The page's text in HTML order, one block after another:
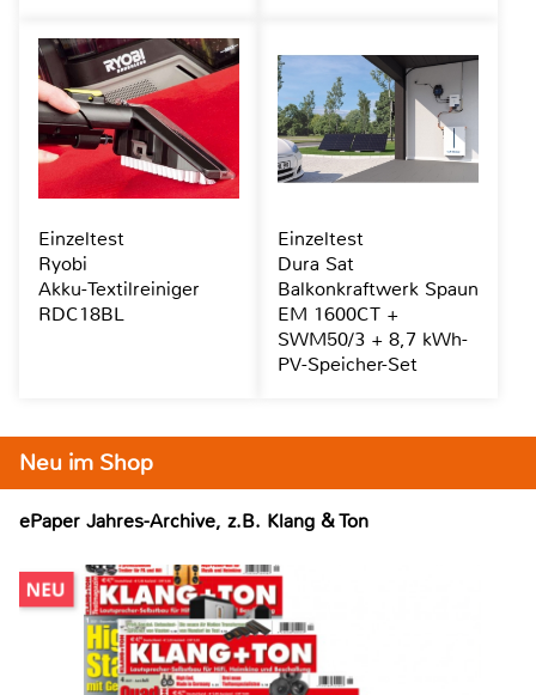
Neu im Shop
ePaper Jahres-Archive, z.B. Klang & Ton
Einzeltest
Ryobi
Akku-Textilreiniger
RDC18BL
Einzeltest
Dura Sat
Balkonkraftwerk Spaun
EM 1600CT +
SWM50/3 + 8,7 kWh-
PV-Speicher-Set